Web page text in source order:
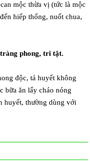
mộc thừa vị (tức là mộc
hiếp thống, nuốt chua,
phong, tri tật.
độc, tả huyết không
bữa ăn lấy cháo nóng
huyết, thường dùng với